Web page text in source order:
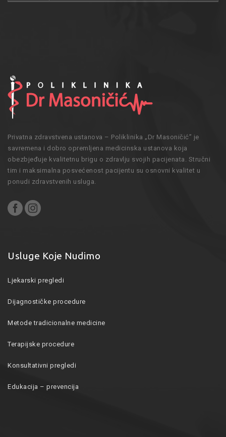
Privatna zdravstvena ustanova – Poliklinika „Dr Masoničić” je
savremena i dobro opremljena medicinska ustanova koja
obezbjeđuje kvalitetnu brigu o zdravlju svojih pacijenata. Stručni
tim i maksimalna posvećenost pacijentu su osnovni kvalitet u
ponudi zdravstvenih usluga.
Usluge Koje Nudimo
Ljekarski pregledi
Dijagnostičke procedure
Metode tradicionalne medicine
Terapijske procedure
Konsultativni pregledi
Edukacija – prevencija